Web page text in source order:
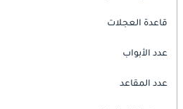
قاعدة العجلات
عدد الأبواب
عدد المقاعد